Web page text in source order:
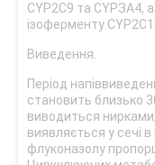
CYP2С9 та CYРЗА4,
ізоферменту
Виведення.
Період
становить близько
виводиться
виявляється у сечі
флуконазолу